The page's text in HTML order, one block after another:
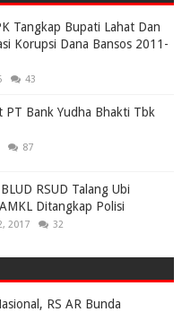
Tangkap Bupati Lahat Dan
Korupsi Dana Bansos 2011-
43
Bank Yudha Bhakti Tbk
87
RSUD Talang Ubi
Ditangkap Polisi
2017 32
RS AR Bunda